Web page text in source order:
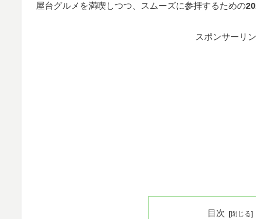
屋台グルメを満喫しつつ、スムーズに参拝するための
スポンサーリ
目次